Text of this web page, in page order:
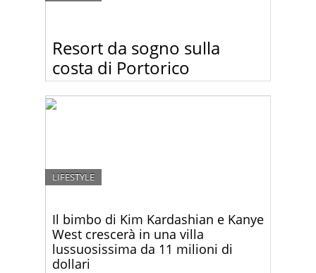
Resort da sogno sulla
costa di Portorico
W Retreat & Spa situato sull’idilliaca isola di
Vieques. Stupendo!
Il bimbo di Kim Kardashian e Kanye
West crescerà in una villa
lussuosissima da 11 milioni di
dollari
LIFESTYLE